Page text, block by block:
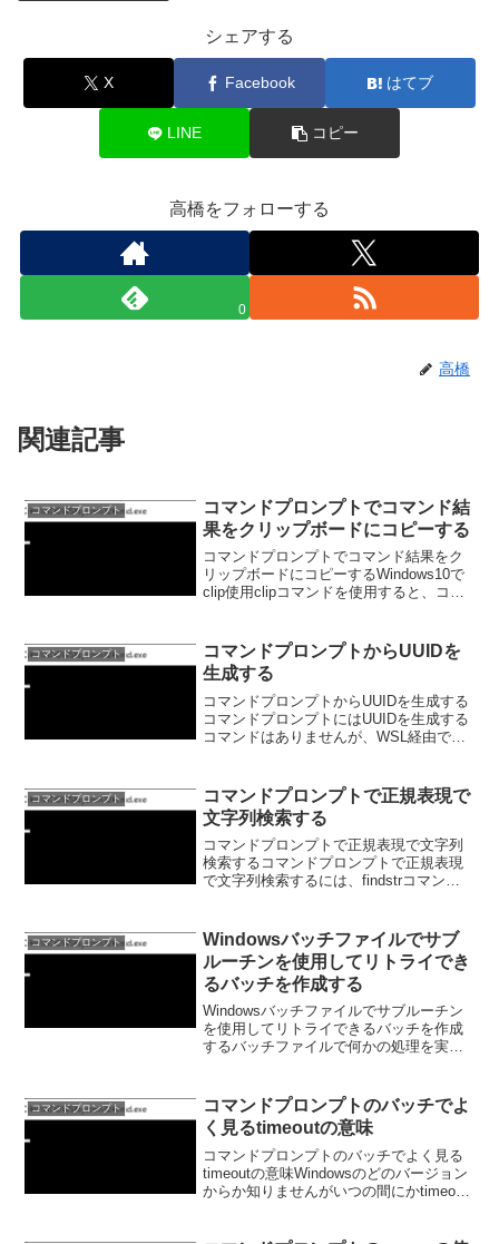
シェアする
X Facebook はてブ
LINE コピー
高橋をフォローする
0
高橋
関連記事
コマンドプロンプト
コマンドプロンプトでコマンド結
果をクリップボードにコピーする
コマンドプロンプトでコマンド結果をク
リップボードにコピーするWindows10で
clip使用clipコマンドを使用すると、コマ
ィタにctrl + vす...
コマンドプロンプト
コマンドプロンプトからUUIDを
生成する
コマンドプロンプトからUUIDを生成する
コマンドプロンプトにはUUIDを生成する
コマンドはありませんが、WSL経由で
C:\Users\takahashi-h5>w...
コマンドプロンプト
コマンドプロンプトで正規表現で
文字列検索する
コマンドプロンプトで正規表現で文字列
検索するコマンドプロンプトで正規表現
で文字列検索するには、findstrコマンド
イル内a.jsa.jspa.htm...
コマンドプロンプト
Windowsバッチファイルでサブ
ルーチンを使用してリトライでき
るバッチを作成する
Windowsバッチファイルでサブルーチン
を使用してリトライできるバッチを作成
するバッチファイルで何かの処理を実行
offset count=0type >...
コマンドプロンプト
コマンドプロンプトのバッチでよ
く見るtimeoutの意味
コマンドプロンプトのバッチでよく見る
timeoutの意味Windowsのどのバージョン
からか知りませんがいつの間にかtimeout